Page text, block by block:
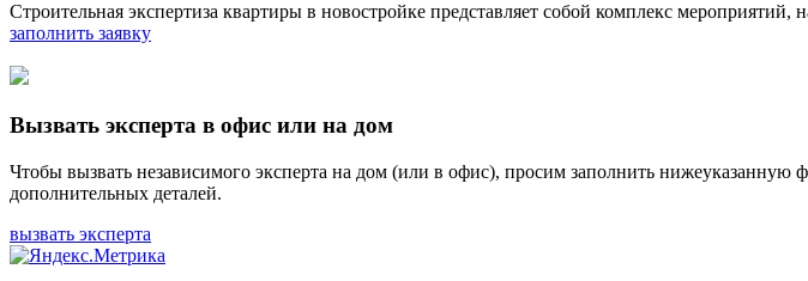
Строительная экспертиза квартиры в новостройке представляет собой комплекс
заполнить заявку
Вызвать эксперта в офис или на дом
Чтобы вызвать независимого эксперта на дом (или в офис), просим заполнить нижеуказанную
дополнительных деталей.
вызвать эксперта